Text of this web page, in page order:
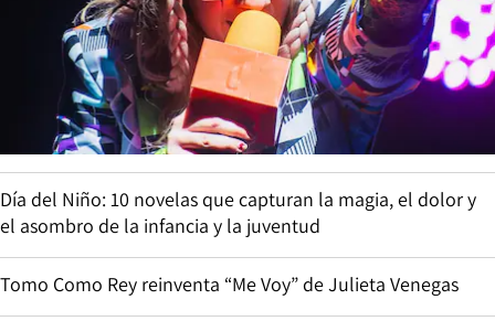
Día del Niño: 10 novelas que capturan la magia, el dolor y
el asombro de la infancia y la juventud
Tomo Como Rey reinventa “Me Voy” de Julieta Venegas